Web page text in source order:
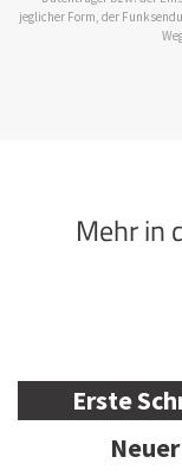
jeglicher Form, der
Mehr in
Erste